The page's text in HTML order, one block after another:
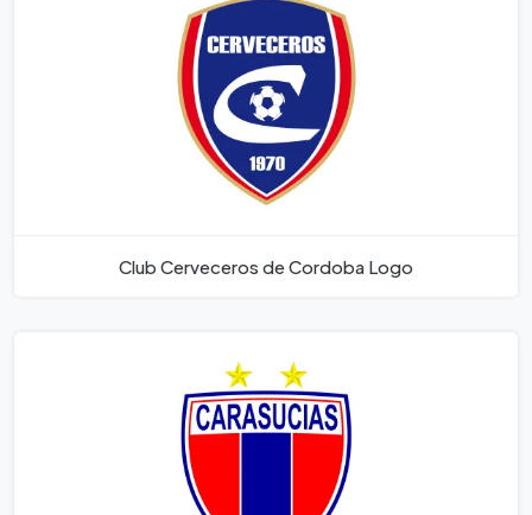
Club Cerveceros de Cordoba Logo